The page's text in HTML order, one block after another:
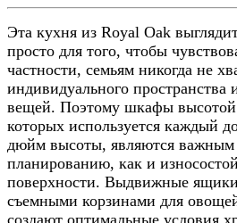
Эта кухня из Royal Oak
просто для того, чтобы
частности, семьям никогда не
индивидуального пространства
вещей. Поэтому шкафы высотой
которых используется каждый
дюйм высоты, являются важным
планированию, как и
поверхности. Выдвижные
съемными корзинами для
создают оптимальные условия